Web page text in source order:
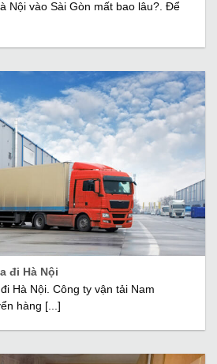
Nội vào Sài Gòn mất bao lâu?. Để
đi Hà Nội
Hà Nội. Công ty vận tải Nam
hàng [...]